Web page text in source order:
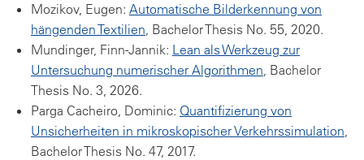
Mozikov, Eugen: Automatische Bilderkennung von
hängenden Textilien, Bachelor Thesis No. 55, 2020.
Mundinger, Finn-Jannik: Lean als Werkzeug zur
Untersuchung numerischer Algorithmen, Bachelor
Thesis No. 3, 2026.
Parga Cacheiro, Dominic: Quantifizierung von
Unsicherheiten in mikroskopischer Verkehrssimulation,
Bachelor Thesis No. 47, 2017.